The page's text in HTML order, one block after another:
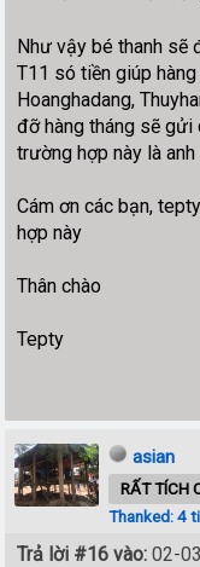
Như vậy bé thanh sẽ
T11 só tiền giúp
Hoanghadang,
đỡ hàng tháng sẽ gửi
trường hợp này là
Cám ơn các bạn,
hợp này
Thân chào
Tepty
asian
RẤT TÍCH
Thanked: 4
Trả lời #16 vào: 02-